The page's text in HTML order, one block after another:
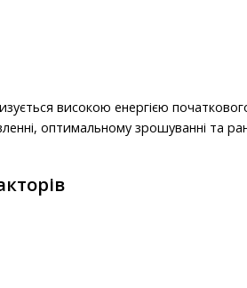
високою енергією
оптимальному зрошуванні та